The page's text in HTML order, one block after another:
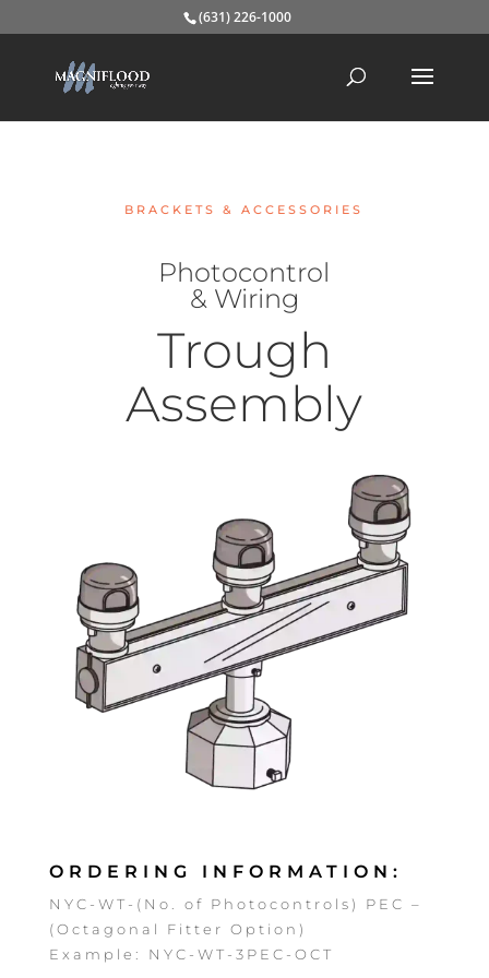
(631) 226-1000
BRACKETS & ACCESSORIES
Photocontrol
& Wiring
Trough
Assembly
ORDERING INFORMATION:
NYC-WT-(No. of Photocontrols) PEC –
(Octagonal Fitter Option)
Example: NYC-WT-3PEC-OCT